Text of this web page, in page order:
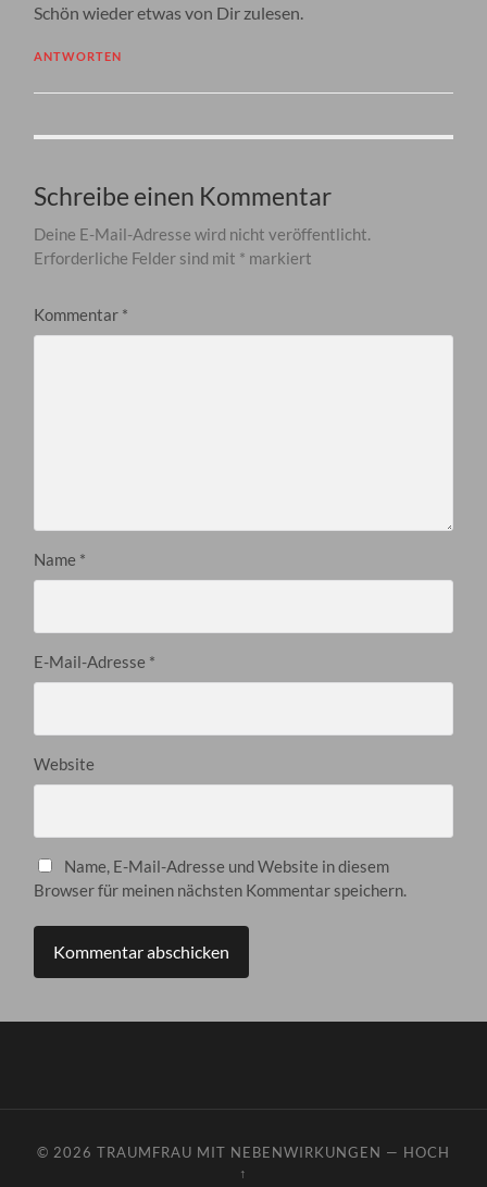
Schön wieder etwas von Dir zulesen.
ANTWORTEN
Schreibe einen Kommentar
Deine E-Mail-Adresse wird nicht veröffentlicht.
Erforderliche Felder sind mit * markiert
Kommentar *
Name *
E-Mail-Adresse *
Website
Name, E-Mail-Adresse und Website in diesem
Browser für meinen nächsten Kommentar speichern.
© 2026 TRAUMFRAU MIT NEBENWIRKUNGEN — HOCH
↑